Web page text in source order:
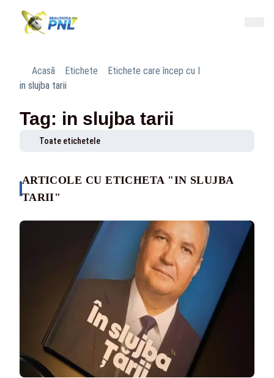
Acasă Etichete
Etichete care încep cu I
in slujba tarii
Tag: in slujba tarii
Toate etichetele
ARTICOLE CU ETICHETA "IN SLUJBA
TARII"